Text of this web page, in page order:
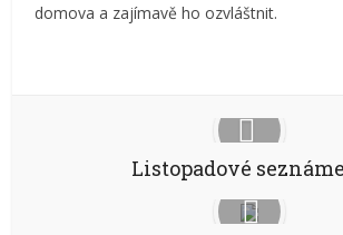
domova a zajímavě ho ozvláštnit.
Listopadové